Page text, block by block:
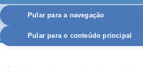
Pular para a navegação
Pular para o conteúdo principal